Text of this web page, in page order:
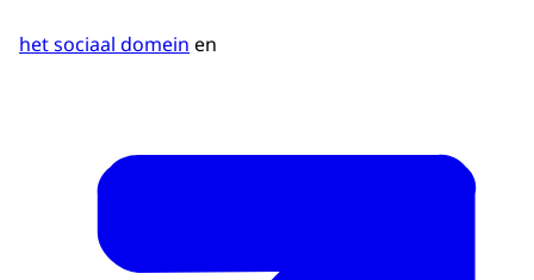
het sociaal domein en